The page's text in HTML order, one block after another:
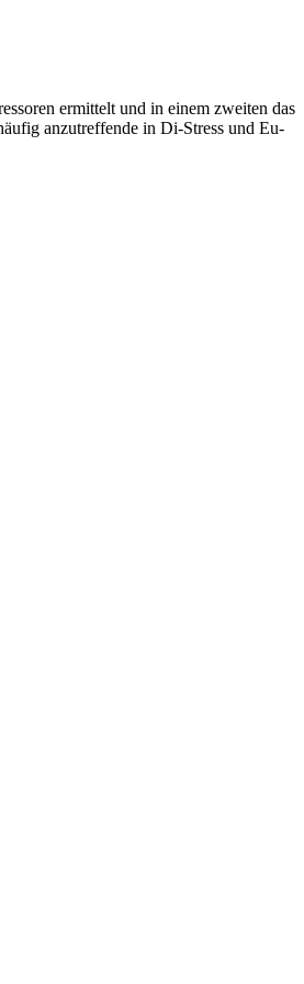
ermittelt und in einem zweiten das
anzutreffende in Di-Stress und Eu-